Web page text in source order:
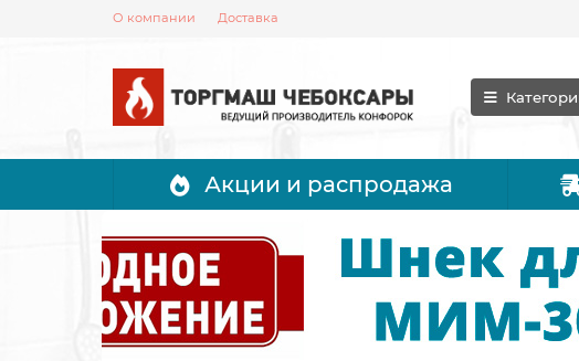
О компании Доставка
Акции и распродажа